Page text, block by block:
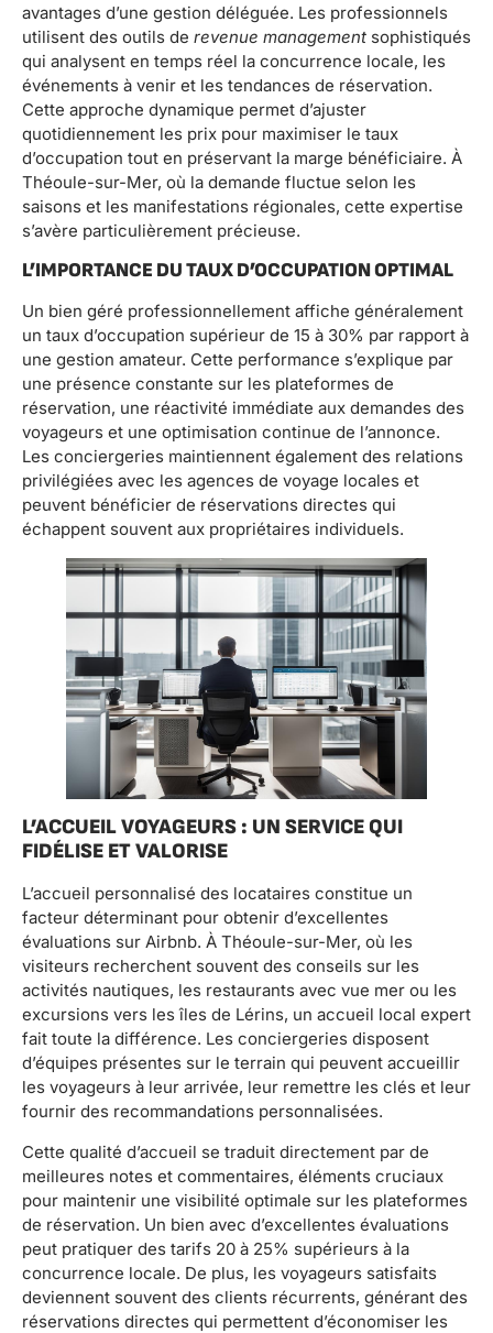
avantages d’une gestion déléguée. Les professionnels
utilisent des outils de revenue management sophistiqués
qui analysent en temps réel la concurrence locale, les
événements à venir et les tendances de réservation.
Cette approche dynamique permet d’ajuster
quotidiennement les prix pour maximiser le taux
d’occupation tout en préservant la marge bénéficiaire. À
Théoule-sur-Mer, où la demande fluctue selon les
saisons et les manifestations régionales, cette expertise
s’avère particulièrement précieuse.
L’IMPORTANCE DU TAUX D’OCCUPATION OPTIMAL
Un bien géré professionnellement affiche généralement
un taux d’occupation supérieur de 15 à 30% par rapport à
une gestion amateur. Cette performance s’explique par
une présence constante sur les plateformes de
réservation, une réactivité immédiate aux demandes des
voyageurs et une optimisation continue de l’annonce.
Les conciergeries maintiennent également des relations
privilégiées avec les agences de voyage locales et
peuvent bénéficier de réservations directes qui
échappent souvent aux propriétaires individuels.
L’ACCUEIL VOYAGEURS : UN SERVICE QUI
FIDÉLISE ET VALORISE
L’accueil personnalisé des locataires constitue un
facteur déterminant pour obtenir d’excellentes
évaluations sur Airbnb. À Théoule-sur-Mer, où les
visiteurs recherchent souvent des conseils sur les
activités nautiques, les restaurants avec vue mer ou les
excursions vers les îles de Lérins, un accueil local expert
fait toute la différence. Les conciergeries disposent
d’équipes présentes sur le terrain qui peuvent accueillir
les voyageurs à leur arrivée, leur remettre les clés et leur
fournir des recommandations personnalisées.
Cette qualité d’accueil se traduit directement par de
meilleures notes et commentaires, éléments cruciaux
pour maintenir une visibilité optimale sur les plateformes
de réservation. Un bien avec d’excellentes évaluations
peut pratiquer des tarifs 20 à 25% supérieurs à la
concurrence locale. De plus, les voyageurs satisfaits
deviennent souvent des clients récurrents, générant des
réservations directes qui permettent d’économiser les